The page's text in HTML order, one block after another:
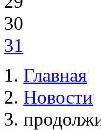
30
31
Главная
Новости